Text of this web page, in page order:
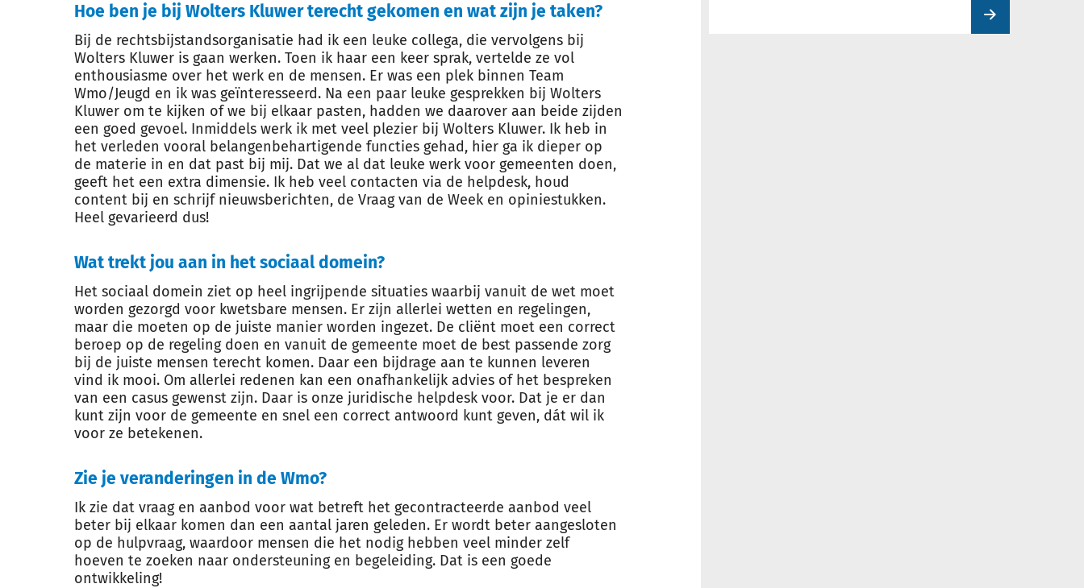
Hoe ben je bij Wolters Kluwer terecht gekomen en wat zijn je taken?
Bij de rechtsbijstandsorganisatie had ik een leuke collega, die vervolgens bij
Wolters Kluwer is gaan werken. Toen ik haar een keer sprak, vertelde ze vol
enthousiasme over het werk en de mensen. Er was een plek binnen Team
Wmo/Jeugd en ik was geïnteresseerd. Na een paar leuke gesprekken bij Wolters
Kluwer om te kijken of we bij elkaar pasten, hadden we daarover aan beide zijden
een goed gevoel. Inmiddels werk ik met veel plezier bij Wolters Kluwer. Ik heb in
het verleden vooral belangenbehartigende functies gehad, hier ga ik dieper op
de materie in en dat past bij mij. Dat we al dat leuke werk voor gemeenten doen,
geeft het een extra dimensie. Ik heb veel contacten via de helpdesk, houd
content bij en schrijf nieuwsberichten, de Vraag van de Week en opiniestukken.
Heel gevarieerd dus!
Wat trekt jou aan in het sociaal domein?
Het sociaal domein ziet op heel ingrijpende situaties waarbij vanuit de wet moet
worden gezorgd voor kwetsbare mensen. Er zijn allerlei wetten en regelingen,
maar die moeten op de juiste manier worden ingezet. De cliënt moet een correct
beroep op de regeling doen en vanuit de gemeente moet de best passende zorg
bij de juiste mensen terecht komen. Daar een bijdrage aan te kunnen leveren
vind ik mooi. Om allerlei redenen kan een onafhankelijk advies of het bespreken
van een casus gewenst zijn. Daar is onze juridische helpdesk voor. Dat je er dan
kunt zijn voor de gemeente en snel een correct antwoord kunt geven, dát wil ik
voor ze betekenen.
Zie je veranderingen in de Wmo?
Ik zie dat vraag en aanbod voor wat betreft het gecontracteerde aanbod veel
beter bij elkaar komen dan een aantal jaren geleden. Er wordt beter aangesloten
op de hulpvraag, waardoor mensen die het nodig hebben veel minder zelf
hoeven te zoeken naar ondersteuning en begeleiding. Dat is een goede
ontwikkeling!
product